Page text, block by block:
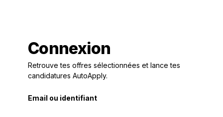
Connexion
Retrouve tes offres sélectionnées et lance tes
candidatures AutoApply.
Email ou identifiant